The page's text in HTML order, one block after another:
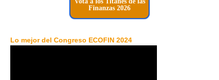
Finanzas 2026
Lo mejor del Congreso ECOFIN 2024